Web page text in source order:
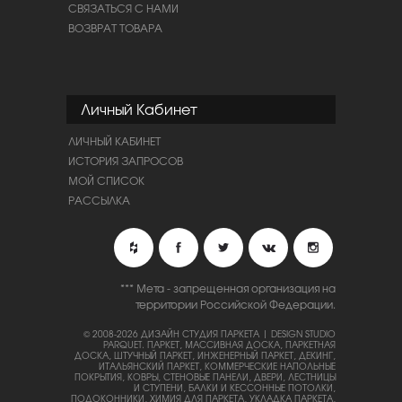
СВЯЗАТЬСЯ С НАМИ
ВОЗВРАТ ТОВАРА
Личный Кабинет
ЛИЧНЫЙ КАБИНЕТ
ИСТОРИЯ ЗАПРОСОВ
МОЙ СПИСОК
РАССЫЛКА
*** Мета - запрещенная организация на
территории Российской Федерации.
© 2008-2026 ДИЗАЙН СТУДИЯ ПАРКЕТА | DESIGN STUDIO
PARQUET. ПАРКЕТ, МАССИВНАЯ ДОСКА, ПАРКЕТНАЯ
ДОСКА, ШТУЧНЫЙ ПАРКЕТ, ИНЖЕНЕРНЫЙ ПАРКЕТ, ДЕКИНГ,
ИТАЛЬЯНСКИЙ ПАРКЕТ, КОММЕРЧЕСКИЕ НАПОЛЬНЫЕ
ПОКРЫТИЯ, КОВРЫ, СТЕНОВЫЕ ПАНЕЛИ, ДВЕРИ, ЛЕСТНИЦЫ
И СТУПЕНИ, БАЛКИ И КЕССОННЫЕ ПОТОЛКИ,
ПОДОКОННИКИ, ХИМИЯ ДЛЯ ПАРКЕТА, УКЛАДКА ПАРКЕТА,